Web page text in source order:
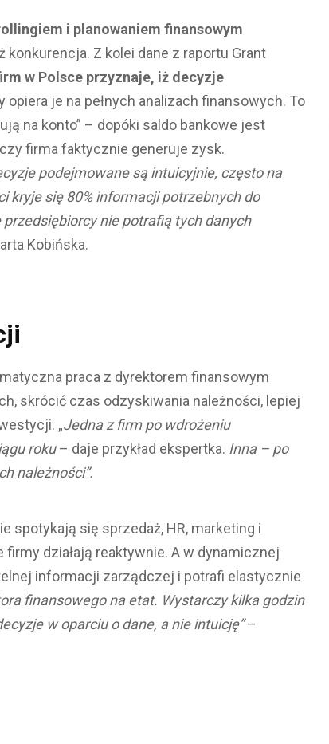
i planowaniem finansowym
konkurencja. Z kolei dane z raportu Grant
w Polsce przyznaje, iż decyzje
opiera je na pełnych analizach finansowych. To
na konto” – dopóki saldo bankowe jest
firma faktycznie generuje zysk.
podejmowane są intuicyjnie, często na
kryje się 80% informacji potrzebnych do
nie potrafią tych danych
Kobińska.
praca z dyrektorem finansowym
skrócić czas odzyskiwania należności, lepiej
„Jedna z firm po wdrożeniu
roku– daje przykład ekspertka. Inna – po
należności”.
spotykają się sprzedaż, HR, marketing i
firmy działają reaktywnie. A w dynamicznej
informacji zarządczej i potrafi elastycznie
finansowego na etat. Wystarczy kilka godzin
w oparciu o dane, a nie intuicję”–